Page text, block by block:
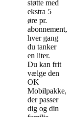
støtte med
ekstra 5
øre pr.
abonnement,
hver gang
du tanker
en liter.
Du kan frit
vælge den
OK
Mobilpakke,
der passer
dig og din